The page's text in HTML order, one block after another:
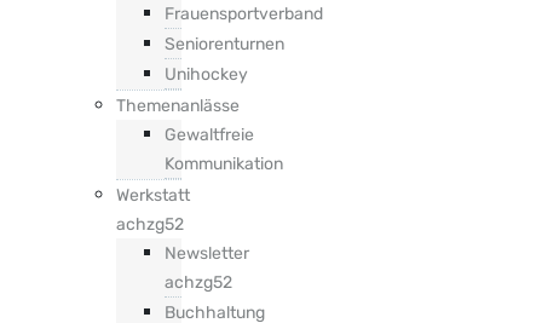
Frauensportverband
Seniorenturnen
Unihockey
Themenanlässe
Gewaltfreie
Kommunikation
Werkstatt
achzg52
Newsletter
achzg52
Buchhaltung